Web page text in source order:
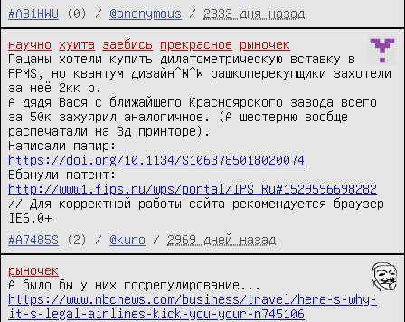
#A81HWU
(0) / @anonymous / 2333 дня назад
научно хуита заебись прекрасное
рыночек
Пацаны хотели купить дилатометрическую вставку в
PPMS, но квантум дизайн^W^W рашкоперекупщики захотели
за неё 2кк р.
А дядя Вася с ближайшего Красноярского завода всего
за 50к захуярил аналогичное. (А шестерню вообще
распечатали на 3д принторе).
https://doi.org/10.1134/S1063785018020074
http://www1.fips.ru/wps/portal/IPS_Ru#1529596698282
// Для корректной работы сайта рекомендуется браузер
IE6.0+
#A7485S
(2) / @kuro / 2969 дней назад
рыночек
https://www.nbcnews.com/business/travel/here-s-why-
it-s-legal-airlines-kick-you-your-n745106